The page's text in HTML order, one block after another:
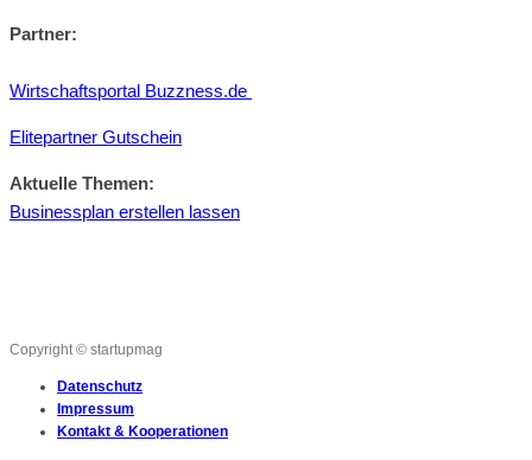
Partner:
Wirtschaftsportal Buzzness.de
Elitepartner Gutschein
Aktuelle Themen:
Businessplan erstellen lassen
Copyright © startupmag
Datenschutz
Impressum
Kontakt & Kooperationen